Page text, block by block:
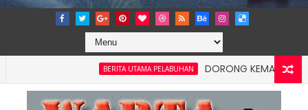
BERITA UTAMA PELABUHAN
DORONG KEMANDIRIAN
Logistik, IPC TPK Siap Operasikan Alat Pemindai Peti